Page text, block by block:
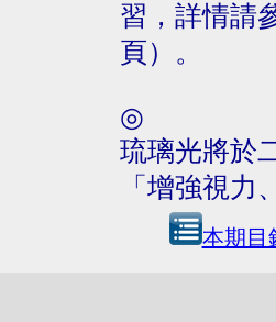
習，詳情請
頁）。
◎
琉璃光將於
「增強視
本期目